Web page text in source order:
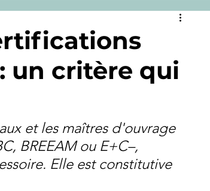
un critère qui
et les maîtres d'ouvrage
BREEAM ou E+C–,
Elle est constitutive